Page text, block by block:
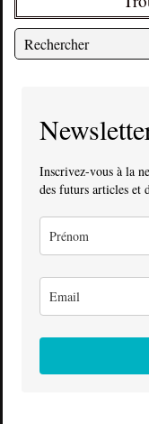
Inscrivez-vous à la
des futurs articles et